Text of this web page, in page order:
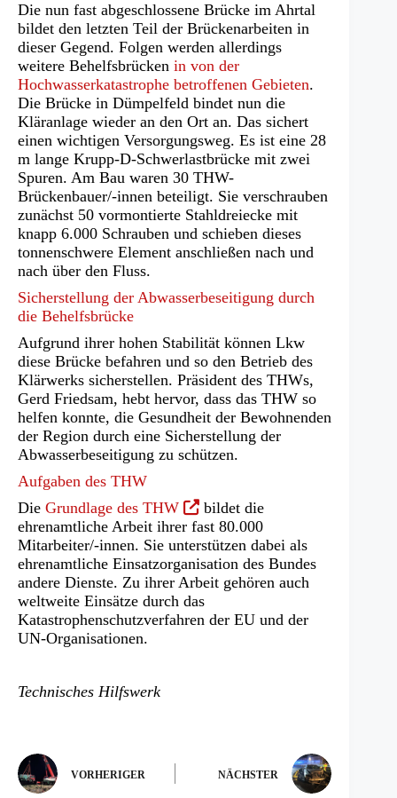
Die nun fast abgeschlossene Brücke im Ahrtal
bildet den letzten Teil der Brückenarbeiten in
dieser Gegend. Folgen werden allerdings
weitere Behelfsbrücken in von der
Hochwasserkatastrophe betroffenen Gebieten.
Die Brücke in Dümpelfeld bindet nun die
Kläranlage wieder an den Ort an. Das sichert
einen wichtigen Versorgungsweg. Es ist eine 28
m lange Krupp-D-Schwerlastbrücke mit zwei
Spuren. Am Bau waren 30 THW-
Brückenbauer/-innen beteiligt. Sie verschrauben
zunächst 50 vormontierte Stahldreiecke mit
knapp 6.000 Schrauben und schieben dieses
tonnenschwere Element anschließen nach und
nach über den Fluss.
Sicherstellung der Abwasserbeseitigung durch
die Behelfsbrücke
Aufgrund ihrer hohen Stabilität können Lkw
diese Brücke befahren und so den Betrieb des
Klärwerks sicherstellen. Präsident des THWs,
Gerd Friedsam, hebt hervor, dass das THW so
helfen konnte, die Gesundheit der Bewohnenden
der Region durch eine Sicherstellung der
Abwasserbeseitigung zu schützen.
Aufgaben des THW
Die Grundlage des THW(Öffnet
in
einem
neuen
Tab)
bildet die
ehrenamtliche Arbeit ihrer fast 80.000
Mitarbeiter/-innen. Sie unterstützen dabei als
ehrenamtliche Einsatzorganisation des Bundes
andere Dienste. Zu ihrer Arbeit gehören auch
weltweite Einsätze durch das
Katastrophenschutzverfahren der EU und der
UN-Organisationen.
Technisches Hilfswerk
VORHERIGER NÄCHSTER